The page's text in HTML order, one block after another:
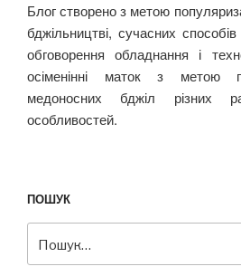
Блог створено з метою
бджільництві, сучасних
обговорення обладнання і
осіменінні маток з метою
медоносних бджіл різних
особливостей.
ПОШУК
за